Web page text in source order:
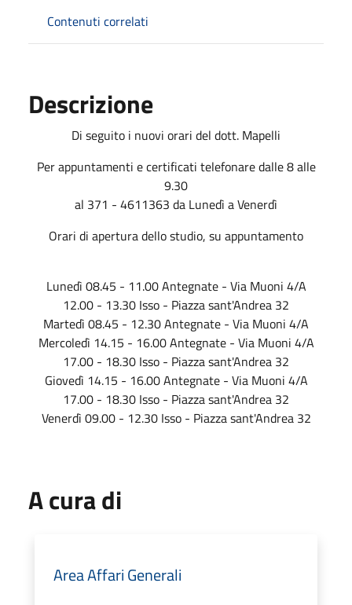
Contenuti correlati
Descrizione
Di seguito i nuovi orari del dott. Mapelli
Per appuntamenti e certificati telefonare dalle 8 alle
9.30
al 371 - 4611363 da Lunedì a Venerdì
Orari di apertura dello studio, su appuntamento
Lunedì 08.45 - 11.00 Antegnate - Via Muoni 4/A
12.00 - 13.30 Isso - Piazza sant'Andrea 32
Martedì 08.45 - 12.30 Antegnate - Via Muoni 4/A
Mercoledì 14.15 - 16.00 Antegnate - Via Muoni 4/A
17.00 - 18.30 Isso - Piazza sant'Andrea 32
Giovedì 14.15 - 16.00 Antegnate - Via Muoni 4/A
17.00 - 18.30 Isso - Piazza sant'Andrea 32
Venerdì 09.00 - 12.30 Isso - Piazza sant'Andrea 32
A cura di
Area Affari Generali